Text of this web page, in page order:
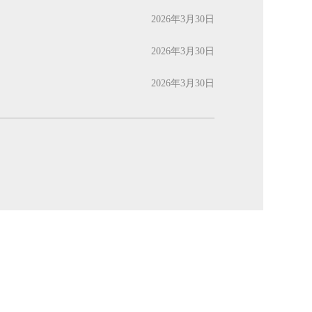
2026年3月30日
2026年3月30日
2026年3月30日